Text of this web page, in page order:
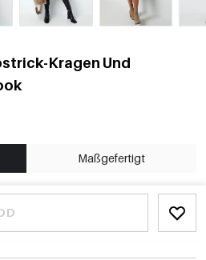
Kragen Und
Maßgefertigt